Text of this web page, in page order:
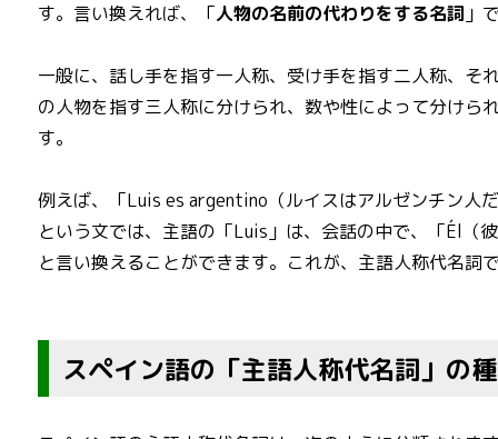
す。言い換えれば、「人物の名前の代わりをする名詞 」
一般に、話し手を指す一人称、受け手を指す二人称、そ
の人物を指す三人称に分けられ、数や性によって分けら
す。
例えば、「Luis es argentino（ルイスはアルゼンチン人
という文では、主語の「Luis」は、会話の中で、「Él（
と言い換えることができます。これが、主語人称代名詞
スペイン語の「主語人称代名詞」の